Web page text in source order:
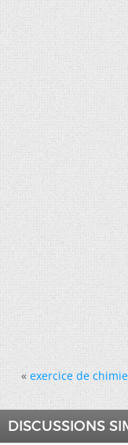
« exercice de
DISCUSSIONS